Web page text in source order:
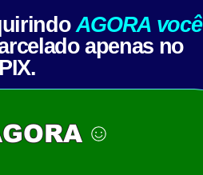
AGORA você
apenas no